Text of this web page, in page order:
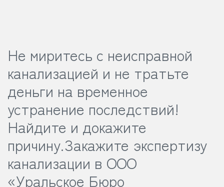
Не миритесь с неисправной
канализацией и не тратьте
деньги на временное
устранение последствий!
Найдите и докажите
причину.Закажите экспертизу
канализации в ООО
«Уральское Бюро